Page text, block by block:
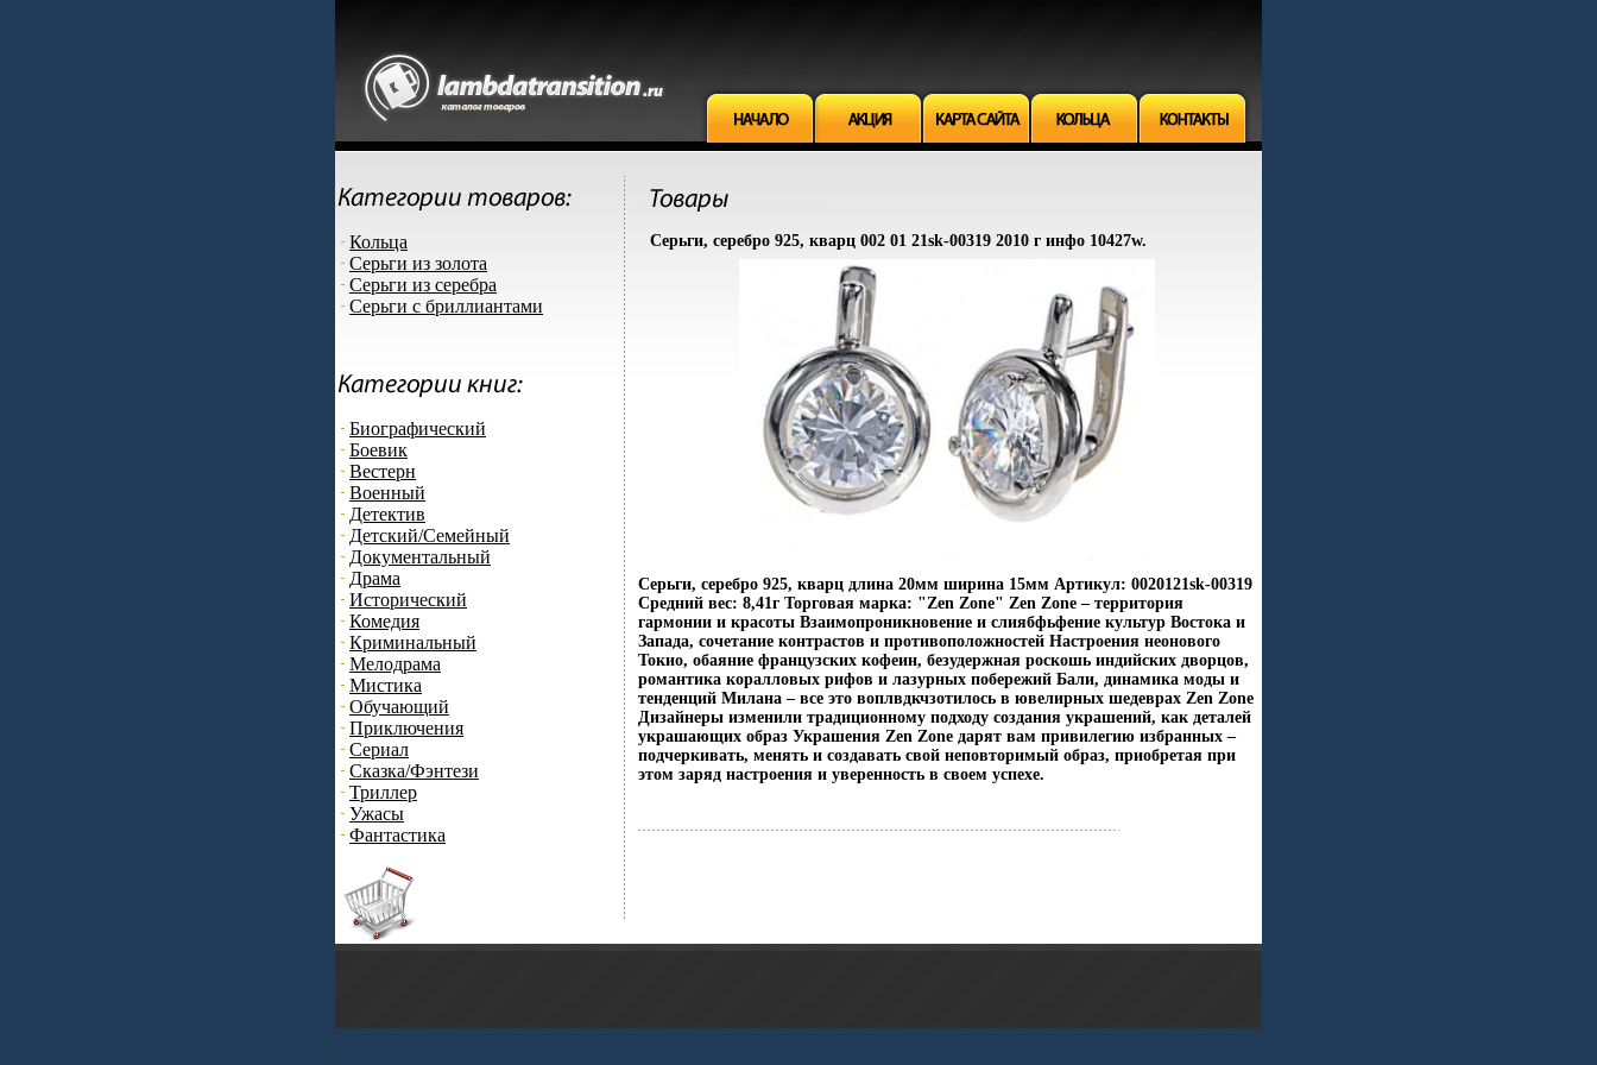
Кольца
Серьги из золота
Серьги из серебра
Серьги с бриллиантами
Биографический
Боевик
Вестерн
Военный
Детектив
Детский/Семейный
Документальный
Драма
Исторический
Комедия
Криминальный
Мелодрама
Мистика
Обучающий
Приключения
Сериал
Сказка/Фэнтези
Триллер
Ужасы
Фантастика
Серьги, серебро 925, кварц 002 01 21sk-00319 2010 г инфо 10427w.
Серьги, серебро 925, кварц длина 20мм ширина 15мм Артикул: 0020121sk-00319
Средний вес: 8,41г Торговая марка: "Zen Zone" Zen Zone – территория
гармонии и красоты Взаимопроникновение и слиябфьфение культур Востока и
Запада, сочетание контрастов и противоположностей Настроения неонового
Токио, обаяние французских кофеин, безудержная роскошь индийских дворцов,
романтика коралловых рифов и лазурных побережий Бали, динамика моды и
тенденций Милана – все это воплвдкчзотилось в ювелирных шедеврах Zen Zone
Дизайнеры изменили традиционному подходу создания украшений, как деталей
украшающих образ Украшения Zen Zone дарят вам привилегию избранных –
подчеркивать, менять и создавать свой неповторимый образ, приобретая при
этом заряд настроения и уверенность в своем успехе.